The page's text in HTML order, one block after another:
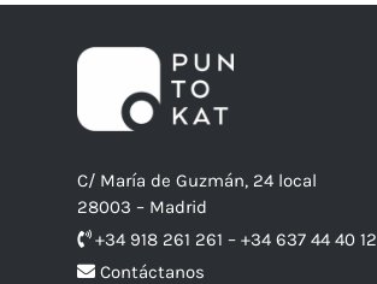
C/ María de Guzmán, 24 local
28003 – Madrid
+34 918 261 261 – +34 637 44 40 12
Contáctanos